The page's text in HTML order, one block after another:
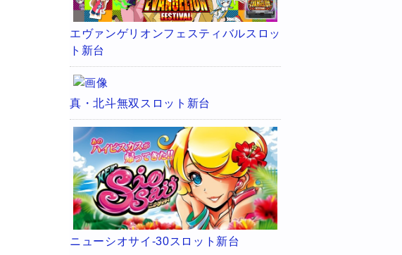
エヴァンゲリオンフェスティバルスロッ
ト新台
真・北斗無双スロット新台
ニューシオサイ-30スロット新台